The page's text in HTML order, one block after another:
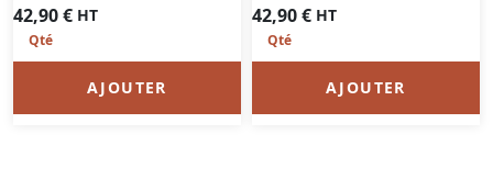
42,90€ HT
AJOUTER
42,90€ HT
AJOUTER